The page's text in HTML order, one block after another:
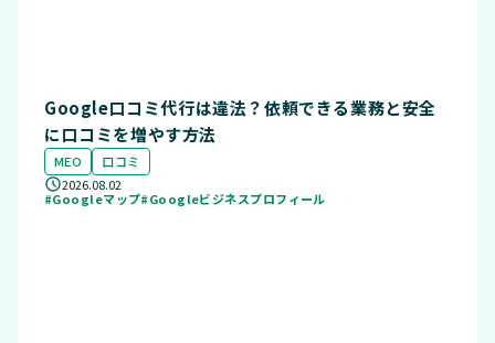
Google口コミ代行は違法？依頼できる業務と安全
に口コミを増やす方法
MEO
口コミ
2026.08.02
#Googleマップ#Googleビジネスプロフィール